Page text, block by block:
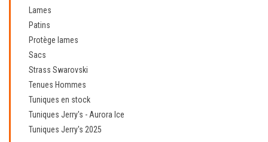
Lames
Patins
Protège lames
Sacs
Strass Swarovski
Tenues Hommes
Tuniques en stock
Tuniques Jerry's - Aurora Ice
Tuniques Jerry's 2025